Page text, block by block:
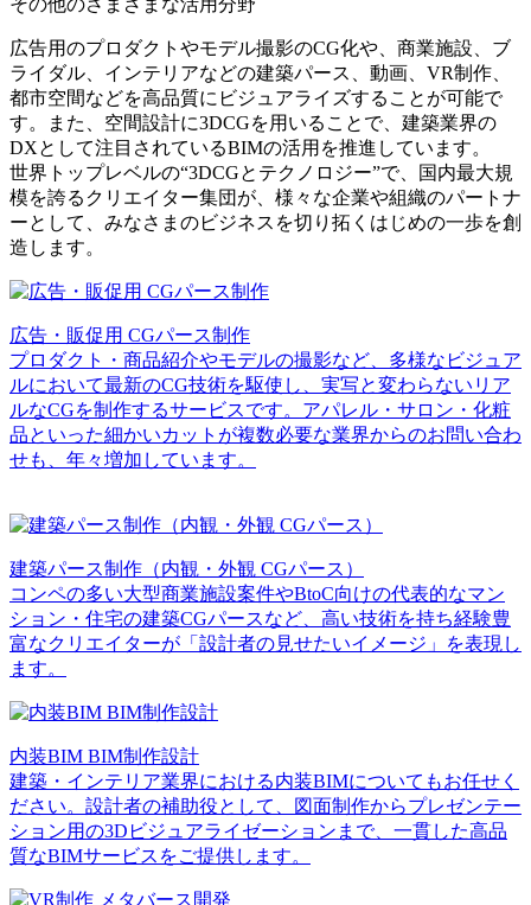
広告用のプロダクトやモデル撮影のCG化や、商業施設、ブ
ライダル、インテリアなどの建築パース、動画、VR制作、
都市空間などを高品質にビジュアライズすることが可能で
す。また、空間設計に3DCGを用いることで、建築業界の
DXとして注目されているBIMの活用を推進しています。
世界トップレベルの“3DCGとテクノロジー”で、国内最大規
模を誇るクリエイター集団が、様々な企業や組織のパートナ
ーとして、みなさまのビジネスを切り拓くはじめの一歩を創
造します。
広告・販促用 CGパース制作
プロダクト・商品紹介やモデルの撮影など、多様なビジュア
ルにおいて最新のCG技術を駆使し、実写と変わらないリア
ルなCGを制作するサービスです。アパレル・サロン・化粧
品といった細かいカットが複数必要な業界からのお問い合わ
せも、年々増加しています。
建築パース制作（内観・外観 CGパース）
コンペの多い大型商業施設案件やBtoC向けの代表的なマン
ション・住宅の建築CGパースなど、高い技術を持ち経験豊
富なクリエイターが「設計者の見せたいイメージ」を表現し
ます。
内装BIM BIM制作設計
建築・インテリア業界における内装BIMについてもお任せく
ださい。設計者の補助役として、図面制作からプレゼンテー
ション用の3Dビジュアライゼーションまで、一貫した高品
質なBIMサービスをご提供します。